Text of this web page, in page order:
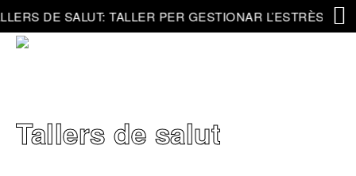
DE SALUT: TALLER PER GESTIONAR L’ESTRÈS
Tallers de salut